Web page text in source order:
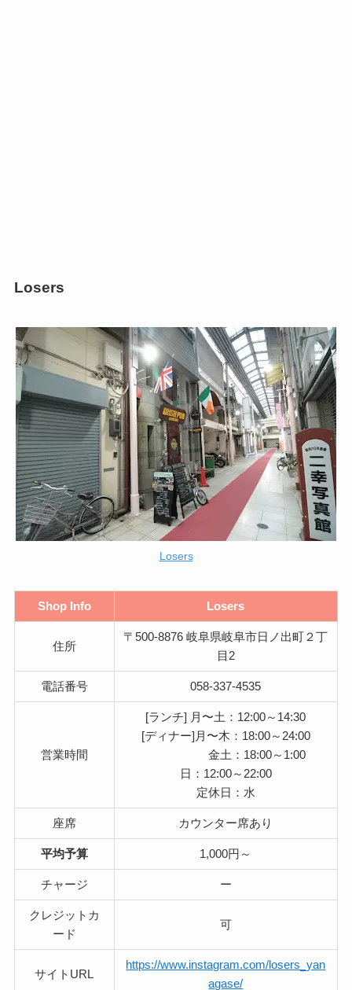
Losers
Losers
Shop Info Losers
住所
〒500-8876 岐阜県岐阜市日ノ出町２丁
目2
電話番号 058-337-4535
営業時間
[ランチ] 月〜土：12:00～14:30
[ディナー]月〜木：18:00～24:00
金土：18:00～1:00
日：12:00～22:00
定休日：水
座席 カウンター席あり
平均予算 1,000円～
チャージ ー
クレジットカ
ード
可
サイトURL
https://www.instagram.com/losers_yan
agase/